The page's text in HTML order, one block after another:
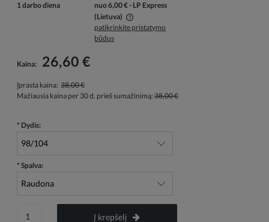
1 darbo diena
nuo 6,00 €- LP Express
(Lietuva)
Į kainą neįskaičiuotos galimos mokėjimo išlaidos
patikrinkite pristatymo
būdus
Kaina: 26,60 €
Įprasta kaina: 38,00 €
Mažiausia kaina per 30 d. prieš sumažinimą: 38,00 €
* Dydis:
* Spalva:
Į krepšelį